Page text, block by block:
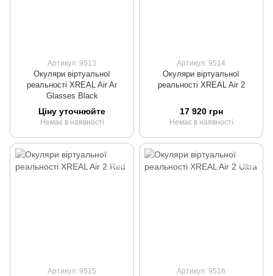
Артикул: 9513
Окуляри віртуальної
реальності XREAL Air Ar
Glasses Black
Ціну уточнюйте
Немає в наявності
Артикул: 9514
Окуляри віртуальної
реальності XREAL Air 2
17 920 грн
Немає в наявності
Артикул: 9515 Артикул: 9516